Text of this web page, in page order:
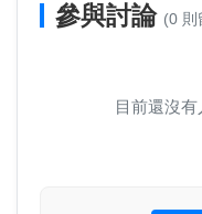
參與討論 (0 則
目前還沒有